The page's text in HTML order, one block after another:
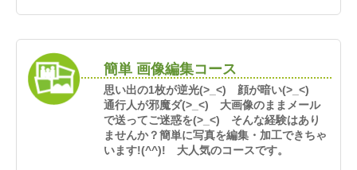
簡単 画像編集コース
思い出の1枚が逆光(>_<) 顔が暗い(>_<)
通行人が邪魔ダ(>_<) 大画像のままメール
で送ってご迷惑を(>_<) そんな経験はあり
ませんか？簡単に写真を編集・加工できちゃ
います!(^^)! 大人気のコースです。